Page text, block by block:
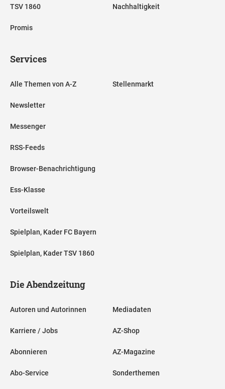
TSV 1860
Promis
Nachhaltigkeit
Services
Alle Themen von A-Z
Newsletter
Messenger
RSS-Feeds
Browser-Benachrichtigung
Ess-Klasse
Vorteilswelt
Spielplan, Kader FC Bayern
Spielplan, Kader TSV 1860
Stellenmarkt
Die Abendzeitung
Autoren und Autorinnen
Karriere / Jobs
Abonnieren
Abo-Service
Mediadaten
AZ-Shop
AZ-Magazine
Sonderthemen